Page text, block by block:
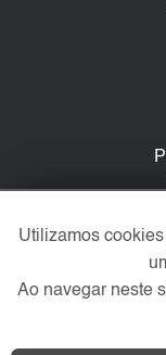
Utilizamos
Ao navegar neste